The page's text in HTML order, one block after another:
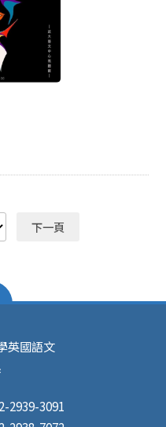
下一頁
2939-3091